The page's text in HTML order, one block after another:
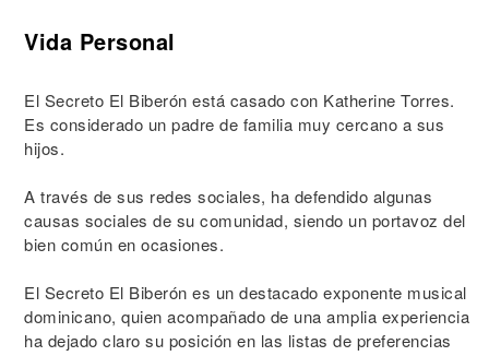
Vida Personal
El Secreto El Biberón está casado con Katherine Torres.
Es considerado un padre de familia muy cercano a sus
hijos.
A través de sus redes sociales, ha defendido algunas
causas sociales de su comunidad, siendo un portavoz del
bien común en ocasiones.
El Secreto El Biberón es un destacado exponente musical
dominicano, quien acompañado de una amplia experiencia
ha dejado claro su posición en las listas de preferencias